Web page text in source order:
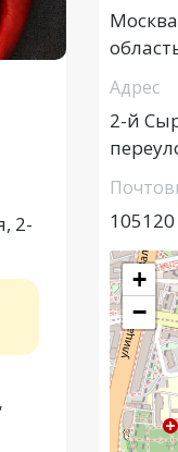
2-
Адрес
2-й
105120
+
−